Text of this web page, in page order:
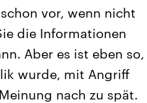
vor, wenn nicht
die Informationen
Aber es ist eben so,
wurde, mit Angriff
nach zu spät.